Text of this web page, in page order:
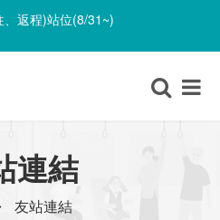
返程)站位(8/31~)
返程)站位(8/31~)
連結
友站連結